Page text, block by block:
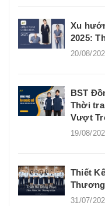
Xu
2025:
20/08/
BST
Thời
Vượt
19/08/
Thiết
31/07/